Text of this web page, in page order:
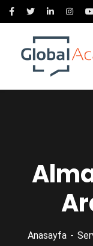
Anasayfa